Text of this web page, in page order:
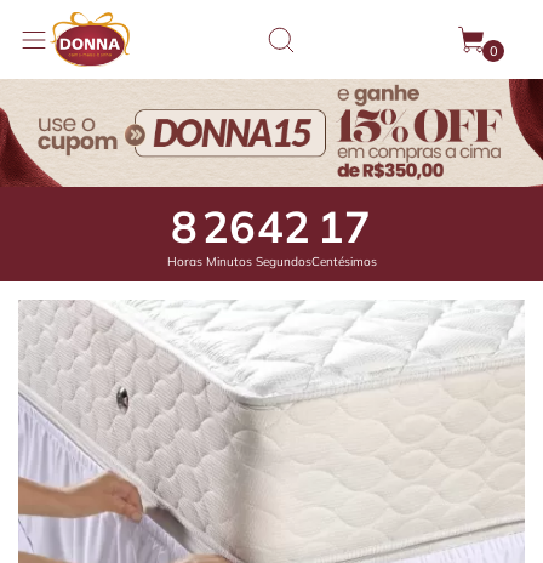
0
8
Horas
26
Minutos
41
Segundos
70
Centésimos